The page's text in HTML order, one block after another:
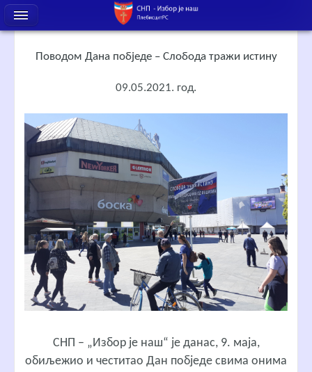
Поводом Дана побједе – Слобода тражи истину
09.05.2021. год.
СНП – „Избор је наш“ је данас, 9. маја,
обиљежио и честитао Дан побједе свима онима